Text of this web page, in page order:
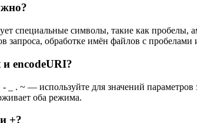
специальные символы, такие как
запроса, обработке имён файлов с
encodeURI?
_ . ~ — используйте для значений
оба режима.
+?